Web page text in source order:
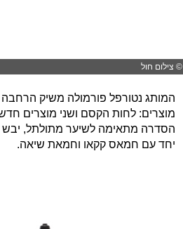
© צילום חול
המותג נטורפל פורמולה משיק
מוצרים: לחות הקסם ושני מוצרים
הסדרה מתאימה לשיער מתולתל, יבש
יחד עם חמאס קקאו וחמאת שיאה.